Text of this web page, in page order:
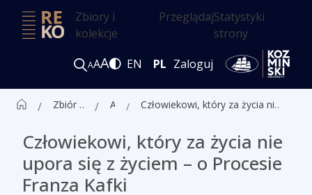
Zbiory i
kolekcje
PrzeglądajStatystyki
strony
AAA EN PL Zaloguj
Zbiór czasopism ALK Człowiekowi, który za życia nie upora się z życiem – o Procesie Franza Kafki
Człowiekowi, który za życia nie
upora się z życiem – o Procesie
Franza Kafki